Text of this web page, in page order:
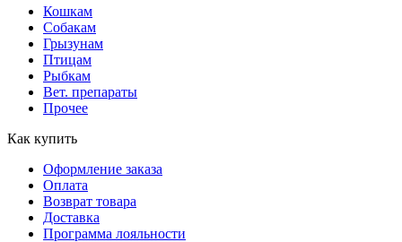
Кошкам
Собакам
Грызунам
Птицам
Рыбкам
Вет. препараты
Прочее
Как купить
Оформление заказа
Оплата
Возврат товара
Доставка
Программа лояльности